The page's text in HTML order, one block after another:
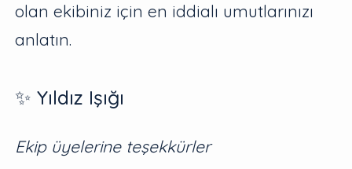
olan ekibiniz için en iddialı umutlarınızı
anlatın.
✨ Yıldız Işığı
Ekip üyelerine teşekkürler